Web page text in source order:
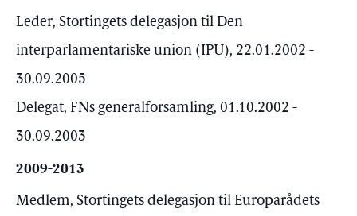
Leder, Stortingets delegasjon til Den
interparlamentariske union (IPU), 22.01.2002 -
30.09.2005
Delegat, FNs generalforsamling, 01.10.2002 -
30.09.2003
2009-2013
Medlem, Stortingets delegasjon til Europarådets